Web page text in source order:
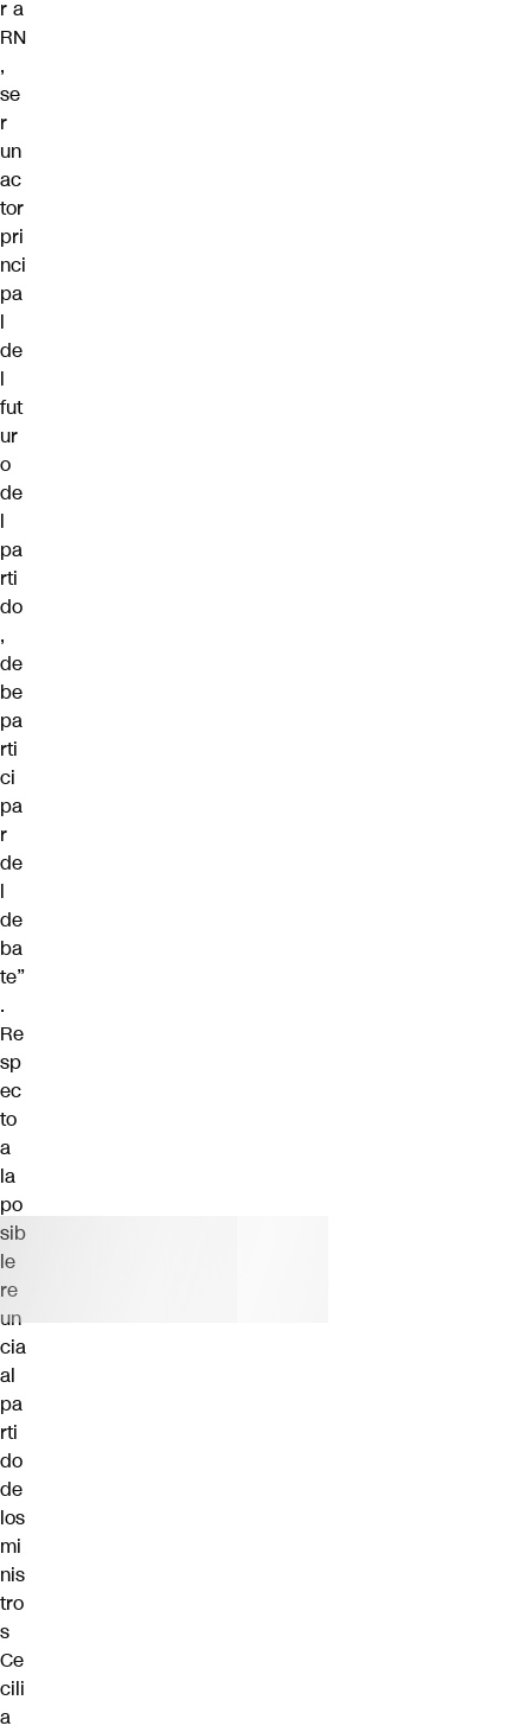
r a
RN
,
se
r
un
ac
tor
pri
nci
pa
l
de
l
fut
ur
o
de
l
pa
rti
do
,
de
be
pa
rti
ci
pa
r
de
l
de
ba
te”
.
Re
sp
ec
to
a
la
po
sib
le
re
un
cia
al
pa
rti
do
de
los
mi
nis
tro
s
Ce
cili
a